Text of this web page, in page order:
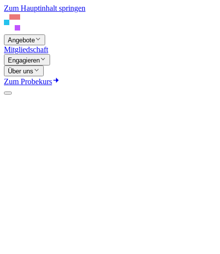
Zum Hauptinhalt springen
Angebote
Mitgliedschaft
Engagieren
Über uns
Zum Probekurs